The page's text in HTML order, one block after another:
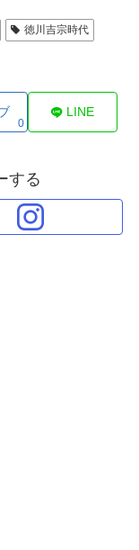
徳川吉宗時代
0
LINE
する